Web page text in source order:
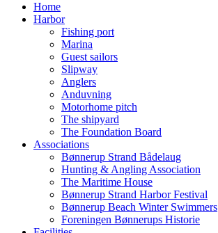
Home
Harbor
Fishing port
Marina
Guest sailors
Slipway
Anglers
Anduvning
Motorhome pitch
The shipyard
The Foundation Board
Associations
Bønnerup Strand Bådelaug
Hunting & Angling Association
The Maritime House
Bønnerup Strand Harbor Festival
Bønnerup Beach Winter Swimmers
Foreningen Bønnerups Historie